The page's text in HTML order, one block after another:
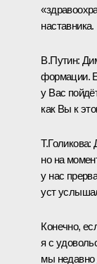
наставника.
В.Путин:
формации.
у Вас
как Вы к
Т.Голикова:
но на
у нас
уст
Конечно,
я с
мы недавно